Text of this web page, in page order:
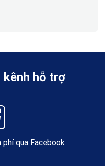
kênh hỗ trợ
phí qua Facebook